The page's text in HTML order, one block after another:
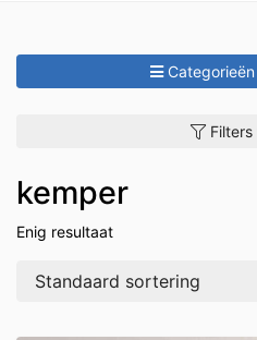
Filters
kemper
Enig resultaat